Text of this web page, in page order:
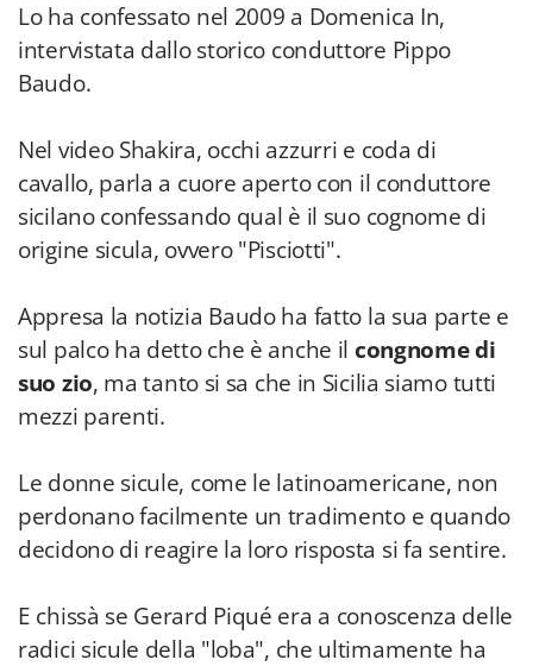
Lo ha confessato nel 2009 a Domenica In,
intervistata dallo storico conduttore Pippo
Baudo.
Nel video Shakira, occhi azzurri e coda di
cavallo, parla a cuore aperto con il conduttore
sicilano confessando qual è il suo cognome di
origine sicula, ovvero "Pisciotti".
Appresa la notizia Baudo ha fatto la sua parte e
sul palco ha detto che è anche il congnome di
suo zio, ma tanto si sa che in Sicilia siamo tutti
mezzi parenti.
Le donne sicule, come le latinoamericane, non
perdonano facilmente un tradimento e quando
decidono di reagire la loro risposta si fa sentire.
E chissà se Gerard Piqué era a conoscenza delle
radici sicule della "loba", che ultimamente ha